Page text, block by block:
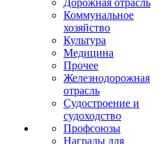
Дорожная отрасль
Коммунальное
хозяйство
Культура
Медицина
Прочее
Железнодорожная
отрасль
Судостроение и
судоходство
Профсоюзы
Награды для